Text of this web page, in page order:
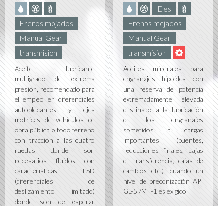
Frenos mojados
Manual Gear
transmision
Aceite lubricante
multigrado de extrema
presión, recomendado para
el empleo en diferenciales
autoblocantes y ejes
motrices de vehículos de
obra pública o todo terreno
con tracción a las cuatro
ruedas donde son
necesarios fluidos con
características LSD
(diferenciales de
deslizamiento limitado)
donde son de esperar
Ejes
Frenos mojados
Manual Gear
transmision
Aceites minerales para
engranajes hipoides con
una reserva de potencia
extremadamente elevada
destinado a la lubricación
de los engranajes
sometidos a cargas
importantes (puentes,
reducciones finales, cajas
de transferencia, cajas de
cambios etc.), cuando un
nivel de preconización API
GL-5 /MT-1 es exigido